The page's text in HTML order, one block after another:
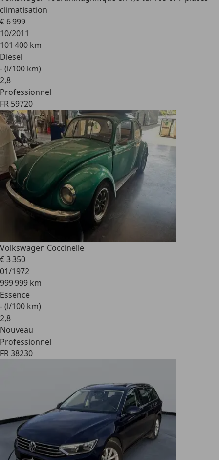
climatisation
€ 6 999
10/2011
101 400 km
Diesel
- (l/100 km)
2,8
Professionnel
FR 59720
Volkswagen Coccinelle
€ 3 350
01/1972
999 999 km
Essence
- (l/100 km)
2,8
Nouveau
Professionnel
FR 38230